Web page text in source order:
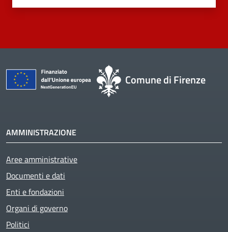
Comune di Firenze
AMMINISTRAZIONE
Aree amministrative
Documenti e dati
Enti e fondazioni
Organi di governo
Politici